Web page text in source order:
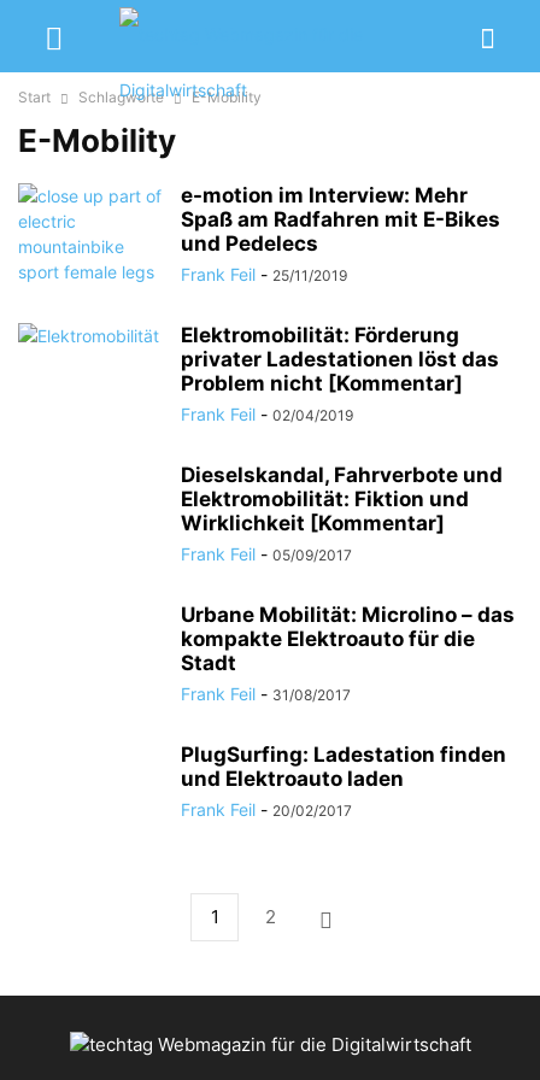
Start Schlagworte E-Mobility
E-Mobility
e-motion im Interview: Mehr
Spaß am Radfahren mit E-Bikes
und Pedelecs
Frank Feil - 25/11/2019
Elektromobilität: Förderung
privater Ladestationen löst das
Problem nicht [Kommentar]
Frank Feil - 02/04/2019
Dieselskandal, Fahrverbote und
Elektromobilität: Fiktion und
Wirklichkeit [Kommentar]
Frank Feil - 05/09/2017
Urbane Mobilität: Microlino – das
kompakte Elektroauto für die
Stadt
Frank Feil - 31/08/2017
PlugSurfing: Ladestation finden
und Elektroauto laden
Frank Feil - 20/02/2017
1 2